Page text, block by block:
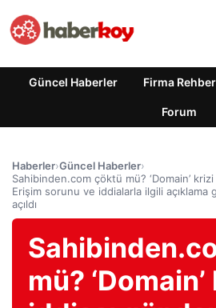
Güncel Haberler Firma
Forum
Haberler›Güncel Haberler›
Sahibinden.com çöktü mü? ‘Domain’
Erişim sorunu ve iddialarla ilgili
açıldı
mü?